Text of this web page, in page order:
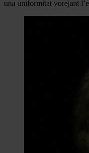
una uniformitat vorejant